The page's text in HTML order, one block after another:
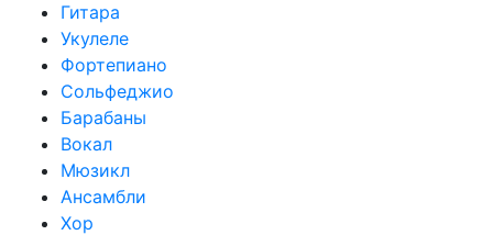
Гитара
Укулеле
Фортепиано
Сольфеджио
Барабаны
Вокал
Мюзикл
Ансамбли
Хор